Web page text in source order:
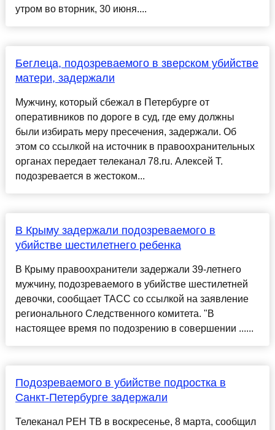
утром во вторник, 30 июня....
Беглеца, подозреваемого в зверском убийстве
матери, задержали
Мужчину, который сбежал в Петербурге от
оперативников по дороге в суд, где ему должны
были избирать меру пресечения, задержали. Об
этом со ссылкой на источник в правоохранительных
органах передает телеканал 78.ru. Алексей Т.
подозревается в жестоком...
В Крыму задержали подозреваемого в
убийстве шестилетнего ребенка
В Крыму правоохранители задержали 39-летнего
мужчину, подозреваемого в убийстве шестилетней
девочки, сообщает ТАСС со ссылкой на заявление
регионального Следственного комитета. "В
настоящее время по подозрению в совершении ......
Подозреваемого в убийстве подростка в
Санкт-Петербурге задержали
Телеканал РЕН ТВ в воскресенье, 8 марта, сообщил